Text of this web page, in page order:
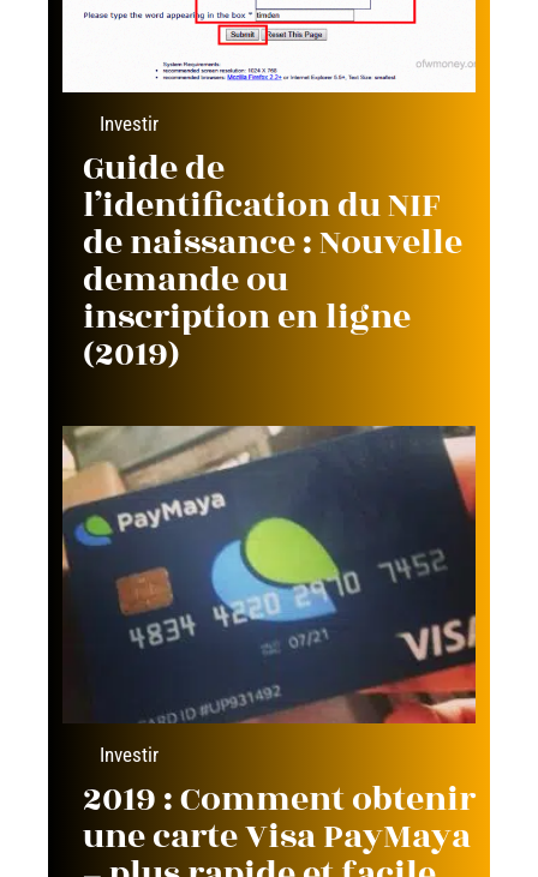
Investir
Guide de
l’identification du NIF
de naissance : Nouvelle
demande ou
inscription en ligne
(2019)
Investir
2019 : Comment obtenir
une carte Visa PayMaya